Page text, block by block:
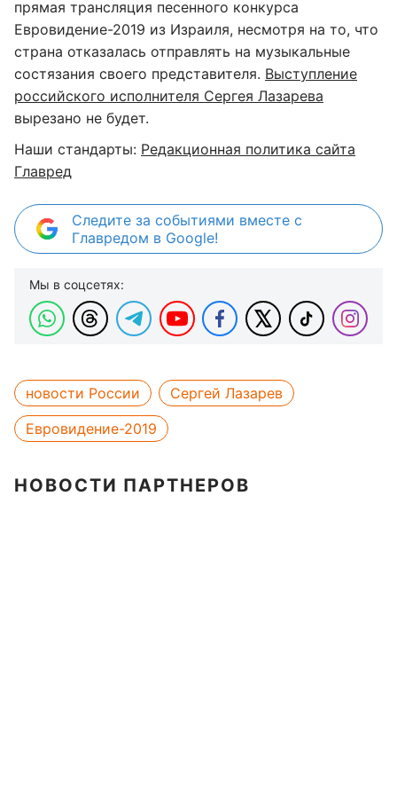
прямая трансляция песенного конкурса
Евровидение-2019 из Израиля, несмотря на то, что
страна отказалась отправлять на музыкальные
состязания своего представителя. Выступление
российского исполнителя Сергея Лазарева
вырезано не будет.
Наши стандарты: Редакционная политика сайта
Главред
Следите за событиями вместе с
Главредом в Google!
Мы в соцсетях:
новости России
Сергей Лазарев
Евровидение-2019
НОВОСТИ ПАРТНЕРОВ